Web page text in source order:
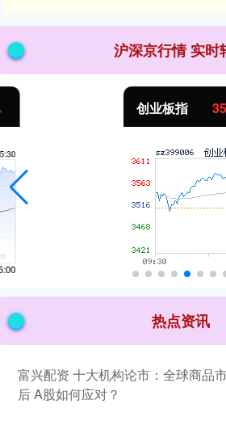
沪深京行情 实时
3563.12
热点资讯
富兴配资 十大机构论市：全球商品
后 A股如何应对？